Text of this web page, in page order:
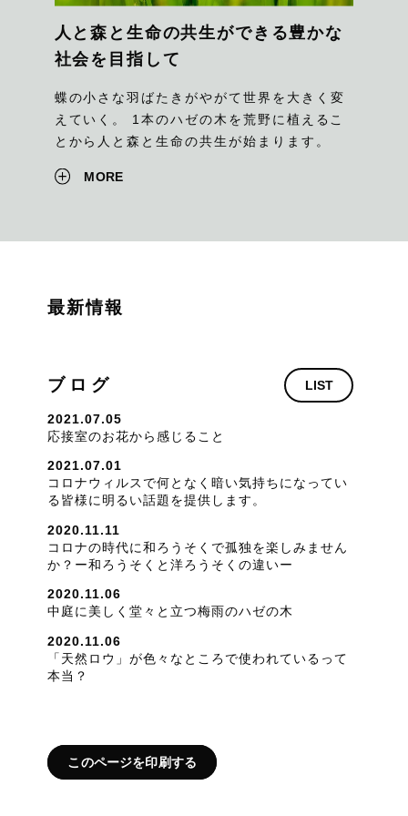
人と森と生命の共生ができる豊かな
社会を目指して
蝶の小さな羽ばたきがやがて世界を大きく変
えていく。 1本のハゼの木を荒野に植えるこ
とから人と森と生命の共生が始まります。
MORE
最新情報
ブログ LIST
2021.07.05
応接室のお花から感じること
2021.07.01
コロナウィルスで何となく暗い気持ちになってい
る皆様に明るい話題を提供します。
2020.11.11
コロナの時代に和ろうそくで孤独を楽しみません
か？ー和ろうそくと洋ろうそくの違いー
2020.11.06
中庭に美しく堂々と立つ梅雨のハゼの木
2020.11.06
「天然ロウ」が色々なところで使われているって
本当？
このページを印刷する